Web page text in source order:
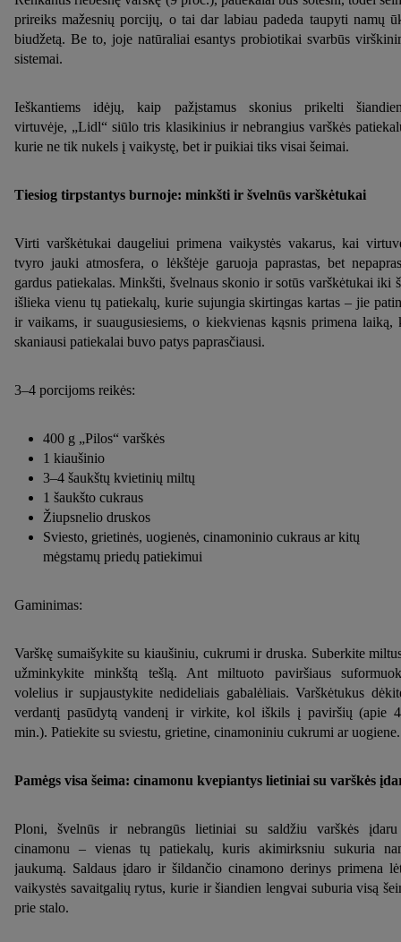
prireiks mažesnių porcijų, o tai dar labiau padeda taupyti namų
biudžetą. Be to, joje natūraliai esantys probiotikai svarbūs
sistemai.
Ieškantiems idėjų, kaip pažįstamus skonius prikelti
virtuvėje, „Lidl“ siūlo tris klasikinius ir nebrangius varškės
kurie ne tik nukels į vaikystę, bet ir puikiai tiks visai šeimai.
Tiesiog tirpstantys burnoje: minkšti ir švelnūs varškėtukai
Virti varškėtukai daugeliui primena vaikystės vakarus, kai
tvyro jauki atmosfera, o lėkštėje garuoja paprastas, bet
gardus patiekalas. Minkšti, švelnaus skonio ir sotūs varškėtukai iki
išlieka vienu tų patiekalų, kurie sujungia skirtingas kartas – jie
ir vaikams, ir suaugusiesiems, o kiekvienas kąsnis primena laiką,
skaniausi patiekalai buvo patys paprasčiausi.
3–4 porcijoms reikės:
400 g „Pilos“ varškės
1 kiaušinio
3–4 šaukštų kvietinių miltų
1 šaukšto cukraus
Žiupsnelio druskos
Sviesto, grietinės, uogienės, cinamoninio cukraus ar kitų
mėgstamų priedų patiekimui
Gaminimas:
Varškę sumaišykite su kiaušiniu, cukrumi ir druska. Suberkite
užminkykite minkštą tešlą. Ant miltuoto paviršiaus
volelius ir supjaustykite nedideliais gabalėliais. Varškėtukus
verdantį pasūdytą vandenį ir virkite, kol iškils į paviršių (apie
min.). Patiekite su sviestu, grietine, cinamoniniu cukrumi ar uogiene.
Pamėgs visa šeima: cinamonu kvepiantys lietiniai su varškės
Ploni, švelnūs ir nebrangūs lietiniai su saldžiu varškės
cinamonu – vienas tų patiekalų, kuris akimirksniu sukuria
jaukumą. Saldaus įdaro ir šildančio cinamono derinys primena
vaikystės savaitgalių rytus, kurie ir šiandien lengvai suburia visą
prie stalo.